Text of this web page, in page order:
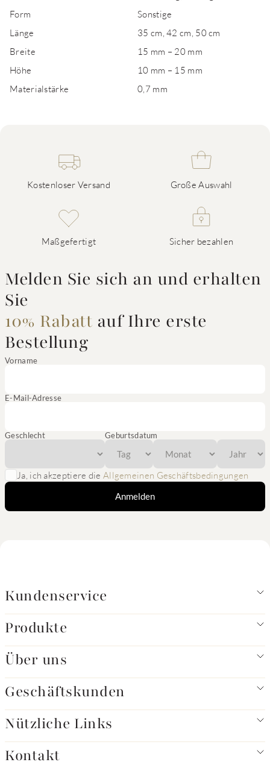
Form
Sonstige
Länge
35 cm, 42 cm, 50 cm
Breite
15 mm – 20 mm
Höhe
10 mm – 15 mm
Materialstärke
0,7 mm
Kostenloser Versand Große Auswahl
Maßgefertigt Sicher bezahlen
Melden Sie sich an und erhalten
Sie
10% Rabatt auf Ihre erste
Bestellung
Vorname
E-Mail-Adresse
Geschlecht Geburtsdatum
Ja, ich akzeptiere die Allgemeinen Geschäftsbedingungen
Anmelden
Kundenservice
Produkte
Über uns
Geschäftskunden
Nützliche Links
Kontakt